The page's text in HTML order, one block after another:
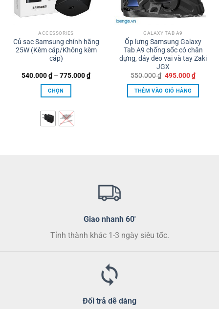
thể
được
trên
trang
sản
phẩm
ACCESSORIES
Củ sạc Samsung chính hãng
25W (Kèm cáp/Không kèm
cáp)
540.000₫ – 775.000₫Khoảng
giá:
CHỌN
phẩm
này
chọn
GALAXY TAB A9
Ốp lưng Samsung Galaxy
Tab A9 chống sốc có chân
dựng, dây đeo vai và tay Zaki
JGX
550.000₫ Giá
là:
550.000 ₫.
495.000₫Giá
hiện
tại
THÊM VÀO GIỎ HÀNG
Giao nhanh 60'
Tỉnh thành khác 1-3 ngày siêu tốc.
Đổi trả dễ dàng